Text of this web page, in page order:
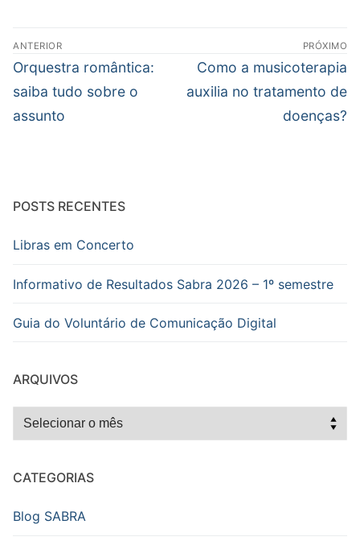
Navegação
de
Post
ANTERIOR
Post
anterior:
Orquestra romântica:
saiba tudo sobre o
assunto
PRÓXIMO
Próximo
post:
Como a musicoterapia
auxilia no tratamento de
doenças?
POSTS RECENTES
Libras em Concerto
Informativo de Resultados Sabra 2026 – 1º semestre
Guia do Voluntário de Comunicação Digital
ARQUIVOS
Arquivos
CATEGORIAS
Blog SABRA